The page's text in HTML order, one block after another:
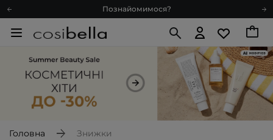
Познайомимося?
Доставка з любов'ю
Рекомендуй нас і отримуй ще більше балів
Запитай косметолога
Доставка з любов'ю
Головна Знижки